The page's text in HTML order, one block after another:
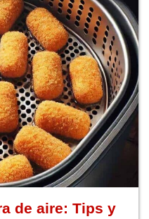
de aire: Tips y